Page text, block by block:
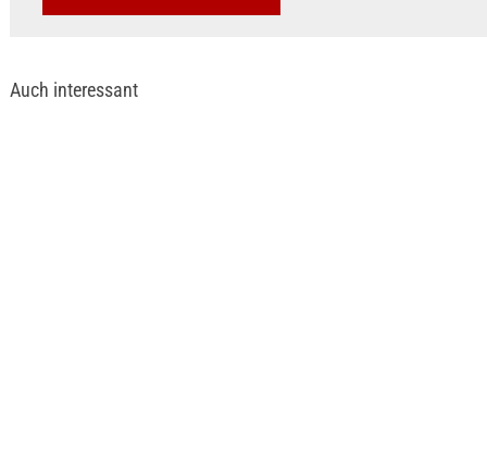
Auch interessant